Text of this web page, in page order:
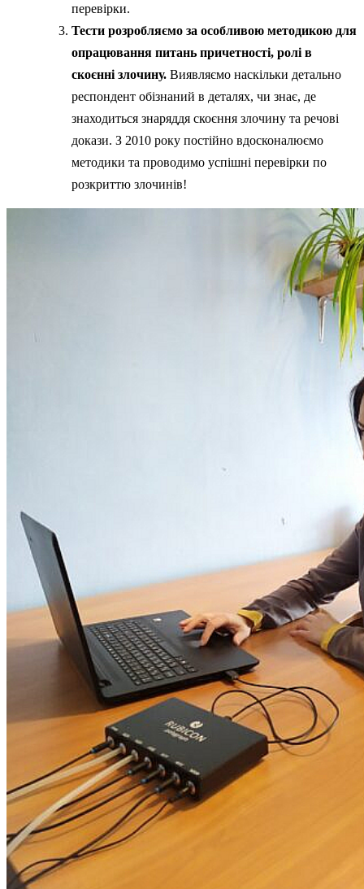
перевірки.
Тести розробляємо за особливою методикою для
опрацювання питань причетності, ролі в
скоєнні злочину. Виявляємо наскільки детально
респондент обізнаний в деталях, чи знає, де
знаходиться знаряддя скоєння злочину та речові
докази. З 2010 року постійно вдосконалюємо
методики та проводимо успішні перевірки по
розкриттю злочинів!